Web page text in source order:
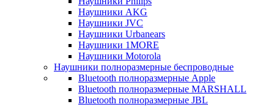
Наушники AKG
Наушники JVC
Наушники Urbanears
Наушники 1MORE
Наушники Motorola
Наушники полноразмерные беспроводные
Bluetooth полноразмерные Apple
Bluetooth полноразмерные MARSHALL
Bluetooth полноразмерные JBL